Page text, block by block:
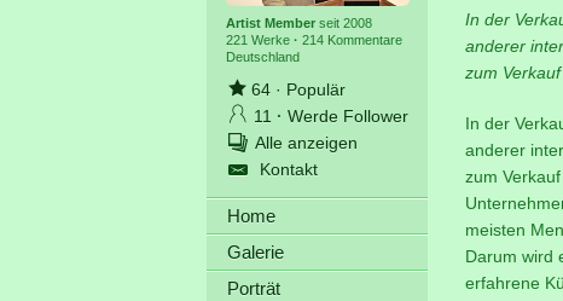
Artist Memberseit 2008
221 Werke · 214 Kommentare
Deutschland
64· Populär
11 · Werde Follower
Alle anzeigen
Kontakt
Home
Galerie
Porträt
In der
anderer
zum
In der
anderer
zum
meisten
Darum wird
erfahrene